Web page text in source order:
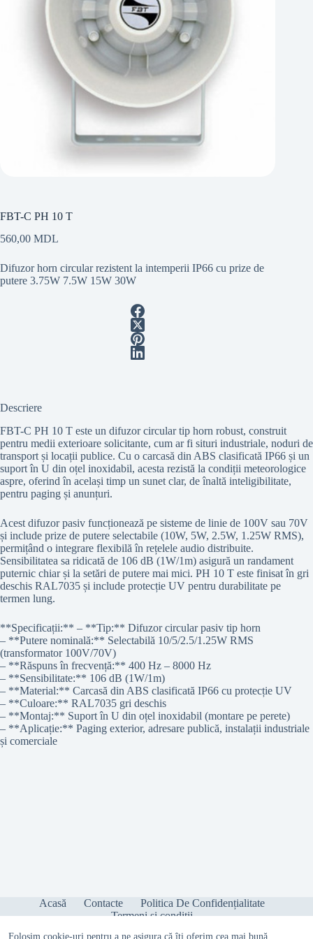
Folosim cookie-uri pentru a ne asigura că îți oferim cea mai bună
FBT-C PH 10 T
560,00 MDL
Difuzor horn circular rezistent la intemperii IP66 cu prize de
putere 3.75W 7.5W 15W 30W
Descriere
FBT-C PH 10 T este un difuzor circular tip horn robust, construit
pentru medii exterioare solicitante, cum ar fi situri industriale, noduri de
transport și locații publice. Cu o carcasă din ABS clasificată IP66 și un
suport în U din oțel inoxidabil, acesta rezistă la condiții meteorologice
aspre, oferind în același timp un sunet clar, de înaltă inteligibilitate,
pentru paging și anunțuri.
Acest difuzor pasiv funcționează pe sisteme de linie de 100V sau 70V
și include prize de putere selectabile (10W, 5W, 2.5W, 1.25W RMS),
permițând o integrare flexibilă în rețelele audio distribuite.
Sensibilitatea sa ridicată de 106 dB (1W/1m) asigură un randament
puternic chiar și la setări de putere mai mici. PH 10 T este finisat în gri
deschis RAL7035 și include protecție UV pentru durabilitate pe
termen lung.
**Specificații:** – **Tip:** Difuzor circular pasiv tip horn
– **Putere nominală:** Selectabilă 10/5/2.5/1.25W RMS
(transformator 100V/70V)
– **Răspuns în frecvență:** 400 Hz – 8000 Hz
– **Sensibilitate:** 106 dB (1W/1m)
– **Material:** Carcasă din ABS clasificată IP66 cu protecție UV
– **Culoare:** RAL7035 gri deschis
– **Montaj:** Suport în U din oțel inoxidabil (montare pe perete)
– **Aplicație:** Paging exterior, adresare publică, instalații industriale
și comerciale
Acasă Contacte
Politica De Confidențialitate
Termeni și condiții